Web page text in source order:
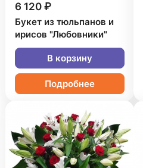
6 120 ₽
Букет из тюльпанов и
ирисов "Любовники"
В корзину
Подробнее